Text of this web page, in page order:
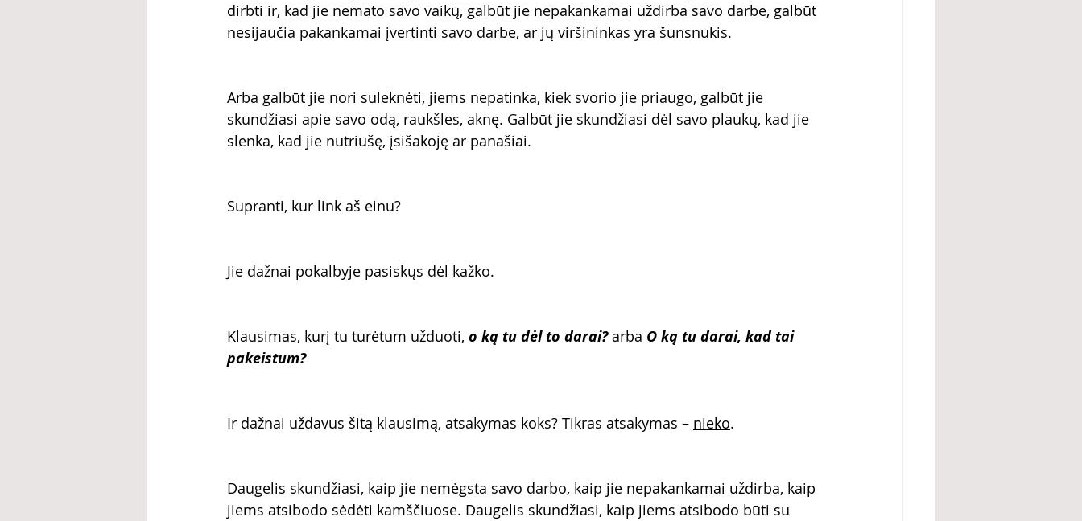
dirbti ir, kad jie nemato savo vaikų, galbūt jie nepakankamai uždirba savo darbe, galbūt
nesijaučia pakankamai įvertinti savo darbe, ar jų viršininkas yra šunsnukis.
Arba galbūt jie nori suleknėti, jiems nepatinka, kiek svorio jie priaugo, galbūt jie
skundžiasi apie savo odą, raukšles, aknę. Galbūt jie skundžiasi dėl savo plaukų, kad jie
slenka, kad jie nutriušę, įsišakoję ar panašiai.
Supranti, kur link aš einu?
Jie dažnai pokalbyje pasiskųs dėl kažko.
Klausimas, kurį tu turėtum užduoti, o ką tu dėl to darai? arba O ką tu darai, kad tai
pakeistum?
Ir dažnai uždavus šitą klausimą, atsakymas koks? Tikras atsakymas – nieko.
Daugelis skundžiasi, kaip jie nemėgsta savo darbo, kaip jie nepakankamai uždirba, kaip
jiems atsibodo sėdėti kamščiuose. Daugelis skundžiasi, kaip jiems atsibodo būti su